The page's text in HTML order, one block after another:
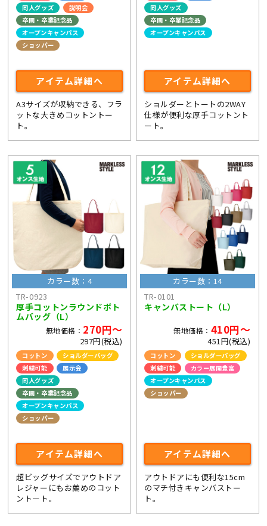
同人グッズ
説明会
卒園・卒業記念品
オープンキャンパス
ショッパー
アイテム詳細へ
A3サイズが収納できる、フラ
ットな大きめコットントー
ト。
同人グッズ
卒園・卒業記念品
オープンキャンパス
アイテム詳細へ
ショルダーとトートの2WAY
仕様が便利な厚手コットント
ート。
カラー数：4
TR-0923
厚手コットンラウンドボト
ムバッグ（L）
無地価格： 270円～
297円(税込)
コットン
ショルダーバッグ
刺繍可能
展示会
同人グッズ
卒園・卒業記念品
オープンキャンパス
ショッパー
アイテム詳細へ
超ビッグサイズでアウトドア
レジャーにもお薦めのコット
ントート。
カラー数：14
TR-0101
キャンバストート（L）
無地価格： 410円～
451円(税込)
コットン
ショルダーバッグ
刺繍可能
カラー展開豊富
オープンキャンパス
ショッパー
アイテム詳細へ
アウトドアにも便利な15cm
のマチ付きキャンバストー
ト。